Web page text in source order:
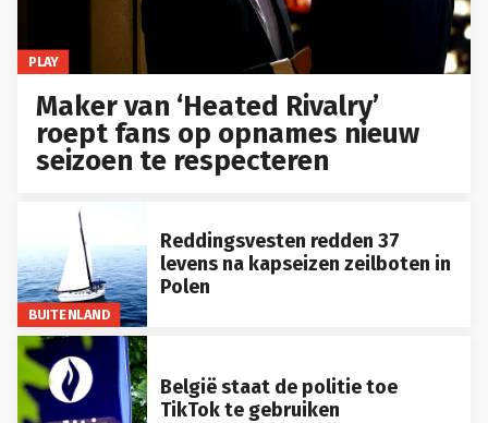
PLAY
Maker van ‘Heated Rivalry’
roept fans op opnames nieuw
seizoen te respecteren
BUITENLAND
Reddingsvesten redden 37
levens na kapseizen zeilboten in
Polen
België staat de politie toe
TikTok te gebruiken